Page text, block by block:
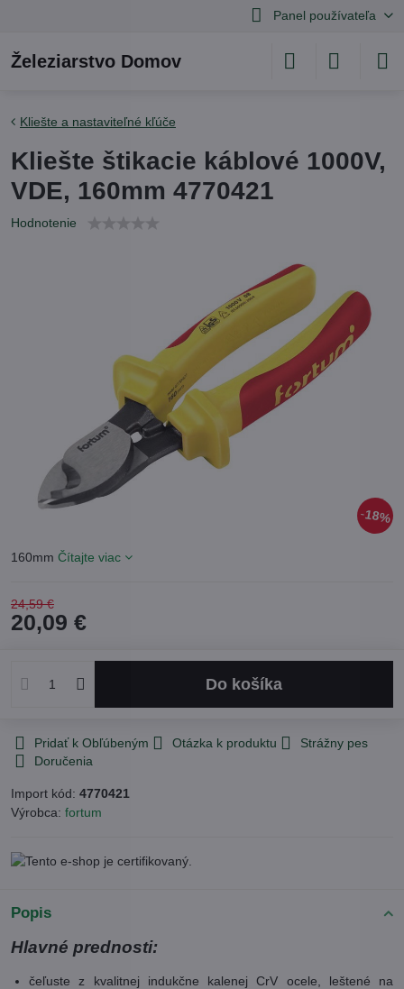
Panel používateľa
Železiarstvo Domov
18%
Kliešte a nastaviteľné kľúče
Kliešte štikacie káblové 1000V,
VDE, 160mm 4770421
Hodnotenie
160mm Čítajte viac
24,59 €
20,09 €
Do košíka
Pridať k Obľúbeným Otázka k produktu
Strážny pes
Doručenia
Import kód: 4770421
Výrobca: fortum
Popis
Hlavné prednosti:
čeľuste z kvalitnej indukčne kalenej CrV ocele, leštené na